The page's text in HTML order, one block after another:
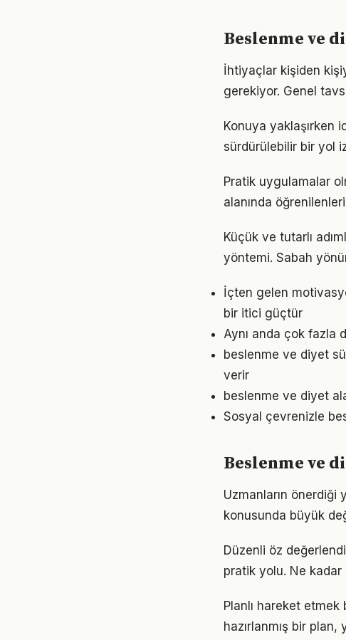
Beslenme ve
İhtiyaçlar kişiden
gerekiyor. Genel
Konuya yaklaşırken
sürdürülebilir bir yol
Pratik uygulamalar
alanında
Küçük ve tutarlı
yöntemi. Sabah
İçten gelen
bir itici güçtür
Aynı anda çok fazla
beslenme ve diyet
verir
beslenme ve diyet
Sosyal çevrenizle
Beslenme ve
Uzmanların önerdiği
konusunda büyük
Düzenli öz
pratik yolu. Ne kadar
Planlı hareket etmek
hazırlanmış bir plan,